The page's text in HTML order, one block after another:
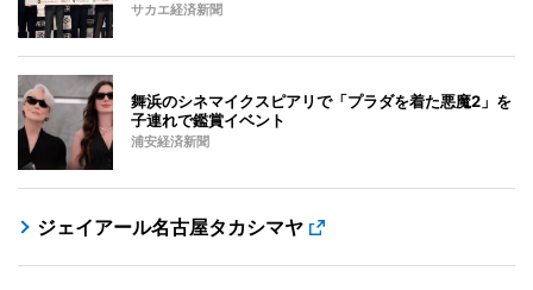
サカエ経済新聞
舞浜のシネマイクスピアリで「プラダを着た悪魔2」を
子連れで鑑賞イベント
浦安経済新聞
ジェイアール名古屋タカシマヤ